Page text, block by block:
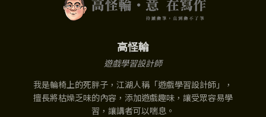
高怪輪
遊戲學習設計師
我是輪椅上的死胖子，江湖人稱「遊戲學習設計師」，
擅長將枯燥乏味的內容，添加遊戲趣味，讓受眾容易學
習，讓講者可以喘息。